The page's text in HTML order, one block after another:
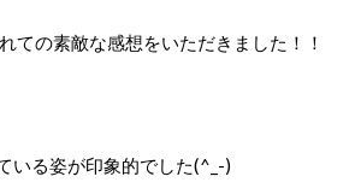
ての素敵な感想をいただきました！！
いる姿が印象的でした(^_-)